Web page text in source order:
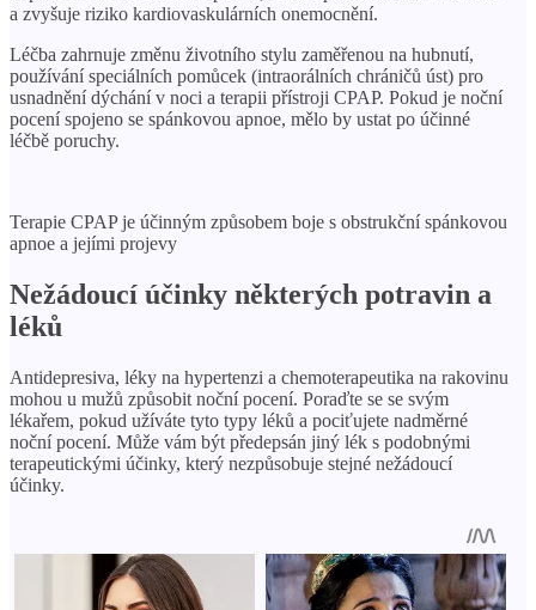
a zvyšuje riziko kardiovaskulárních onemocnění.
Léčba zahrnuje změnu životního stylu zaměřenou na hubnutí,
používání speciálních pomůcek (intraorálních chráničů úst) pro
usnadnění dýchání v noci a terapii přístroji CPAP. Pokud je noční
pocení spojeno se spánkovou apnoe, mělo by ustat po účinné
léčbě poruchy.
Terapie CPAP je účinným způsobem boje s obstrukční spánkovou
apnoe a jejími projevy
Nežádoucí účinky některých potravin a
léků
Antidepresiva, léky na hypertenzi a chemoterapeutika na rakovinu
mohou u mužů způsobit noční pocení. Poraďte se se svým
lékařem, pokud užíváte tyto typy léků a pociťujete nadměrné
noční pocení. Může vám být předepsán jiný lék s podobnými
terapeutickými účinky, který nezpůsobuje stejné nežádoucí
účinky.